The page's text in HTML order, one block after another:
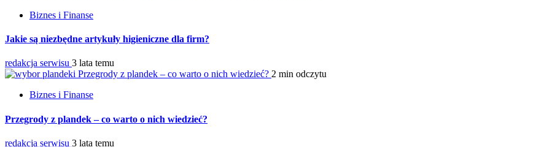
Biznes i Finanse
Jakie są niezbędne artykuły higieniczne dla firm?
redakcja serwisu 3 lata temu
Przegrody z plandek – co warto o nich wiedzieć? 2 min odczytu
Biznes i Finanse
Przegrody z plandek – co warto o nich wiedzieć?
redakcja serwisu 3 lata temu